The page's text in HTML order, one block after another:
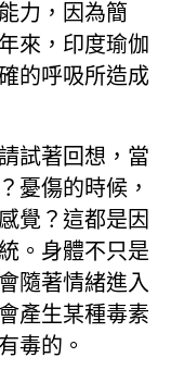
力，因為簡
來，印度瑜伽
的呼吸所造成
試著回想，當
憂傷的時候，
覺？這都是因
。身體不只是
隨著情緒進入
產生某種毒素
毒的。